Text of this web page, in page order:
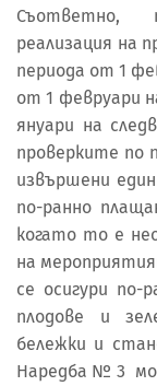
Съответно,
реализация на
периода от 1
от 1 февруари
януари на
проверките по
извършени
по-ранно
когато то е
на
се осигури по-
плодове и
бележки и
Наредба № 3